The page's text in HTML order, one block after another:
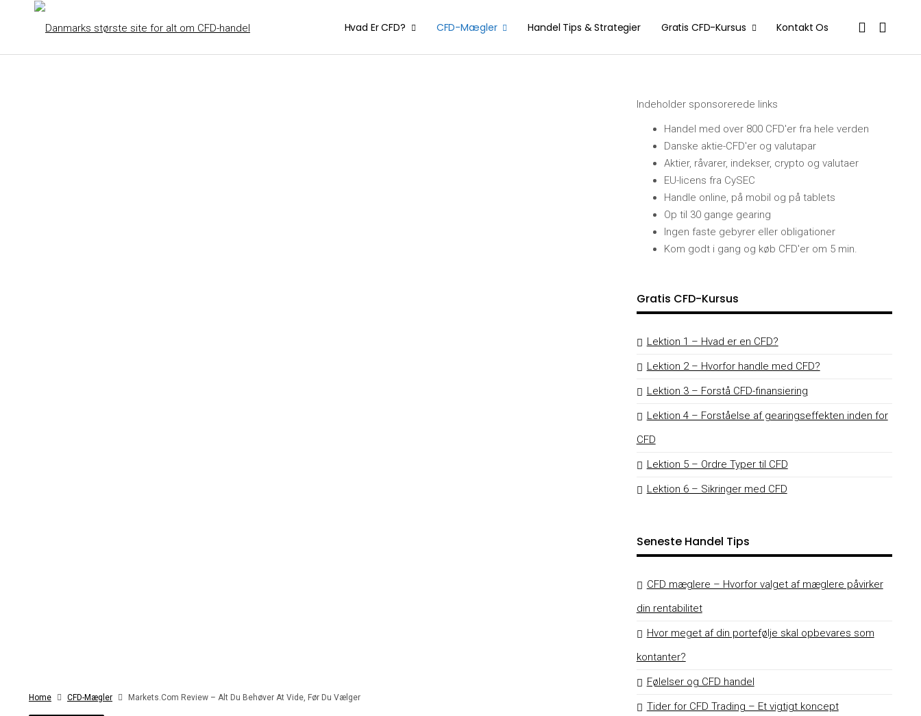
Hvad Er CFD? CFD-Mægler Handel Tips & Strategier Gratis CFD-Kursus Kontakt Os
Home CFD-Mægler Markets.com Review – Alt Du Behøver At Vide, Før Du Vælger
Indeholder sponsorerede links
Handel med over 800 CFD'er fra hele verden
Danske aktie-CFD'er og valutapar
Aktier, råvarer, indekser, crypto og valutaer
EU-licens fra CySEC
Handle online, på mobil og på tablets
Op til 30 gange gearing
Ingen faste gebyrer eller obligationer
Kom godt i gang og køb CFD'er om 5 min.
Gratis CFD-Kursus
Lektion 1 – Hvad er en CFD?
Lektion 2 – Hvorfor handle med CFD?
Lektion 3 – Forstå CFD-finansiering
Lektion 4 – Forståelse af gearingseffekten inden for
CFD
Lektion 5 – Ordre Typer til CFD
Lektion 6 – Sikringer med CFD
Seneste Handel Tips
CFD mæglere – Hvorfor valget af mæglere påvirker
din rentabilitet
Hvor meget af din portefølje skal opbevares som
kontanter?
Følelser og CFD handel
Tider for CFD Trading – Et vigtigt koncept